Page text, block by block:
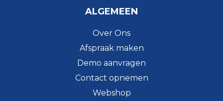
ALGEMEEN
Over Ons
Afspraak maken
Demo aanvragen
Contact opnemen
Webshop